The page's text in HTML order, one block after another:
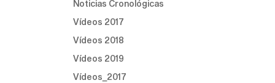
Noticias Cronológicas
Vídeos 2017
Vídeos 2018
Vídeos 2019
Vídeos_2017